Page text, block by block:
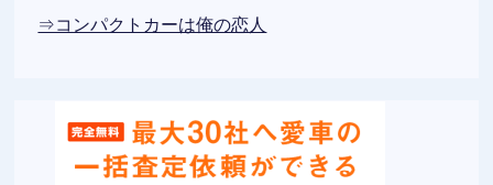
⇒コンパクトカーは俺の恋人